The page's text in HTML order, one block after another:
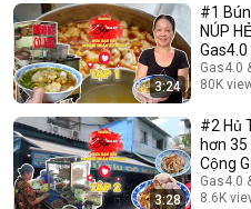
chưa từng biết đến. Đón xem chương
lúc 20h00 thứ 7 cách tuần trên kênh
3:24
#1
NÚP
Gas4.0
80K
3:28
#2 Hủ
hơn 35
Cộng
Gas4.0
8.6K